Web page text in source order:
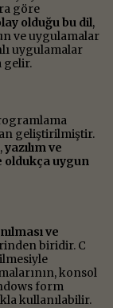
göre
olduğu bu dil,
ve uygulamalar
uygulamalar
gelir.
geliştirilmiştir.
yazılım ve
oldukça uygun
ve
biridir. C
konsol
form
kullanılabilir.